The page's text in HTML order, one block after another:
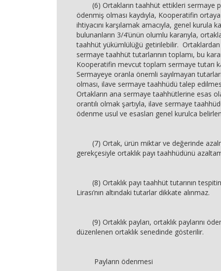
(6) Ortakların taahhüt ettikleri sermaye
ödenmiş olması kaydıyla, Kooperatifin
ihtiyacını karşılamak amacıyla, genel kurula
bulunanların 3/4’ünün olumlu kararıyla,
taahhüt yükümlülüğü getirilebilir.
sermaye taahhüt tutarlarının toplamı, bu
Kooperatifin mevcut toplam sermaye tutarı
Sermayeye oranla önemli sayılmayan
olması, ilave sermaye taahhüdü talep
Ortakların ana sermaye taahhütlerine esas
orantılı olmak şartıyla, ilave sermaye
ödenme usul ve esasları genel kurulca
(7) Ortak, ürün miktar ve değerinde
gerekçesiyle ortaklık payı taahhüdünü
(8) Ortaklık payı taahhüt tutarının
Lirası’nın altındaki tutarlar dikkate alınmaz.
(9) Ortaklık payları, ortaklık paylarını
düzenlenen ortaklık senedinde gösterilir.
Payların ödenmesi